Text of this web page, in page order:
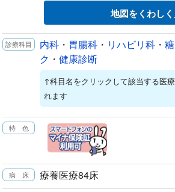
地図をくわし
内科 ・ 胃腸科 ・ リハビリ科 ・
ク ・ 健康診断
↑科目名をクリックして該当する医
れます
療養医療84床